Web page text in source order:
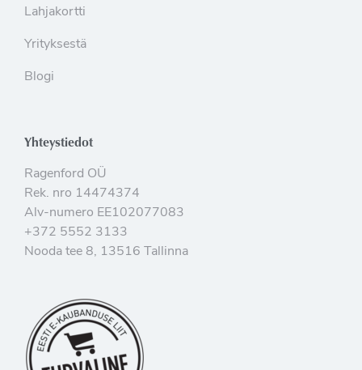
Lahjakortti
Yrityksestä
Blogi
Yhteystiedot
Ragenford OÜ
Rek. nro 14474374
Alv-numero EE102077083
+372 5552 3133
Nooda tee 8, 13516 Tallinna